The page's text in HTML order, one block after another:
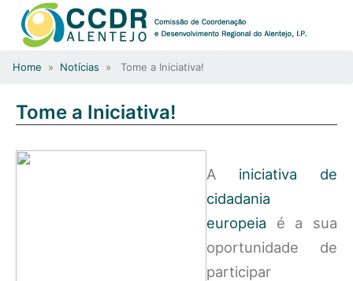
Home » Notícias » Tome a Iniciativa!
Tome a Iniciativa!
A iniciativa de
cidadania
europeia é a sua
oportunidade de
participar